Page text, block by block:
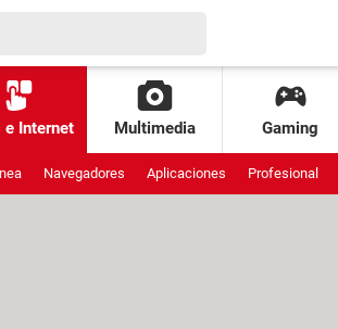
e Internet Multimedia Gaming
Navegadores Aplicaciones Profesional